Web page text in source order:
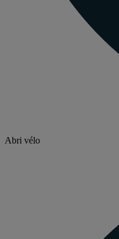
Abri vélo